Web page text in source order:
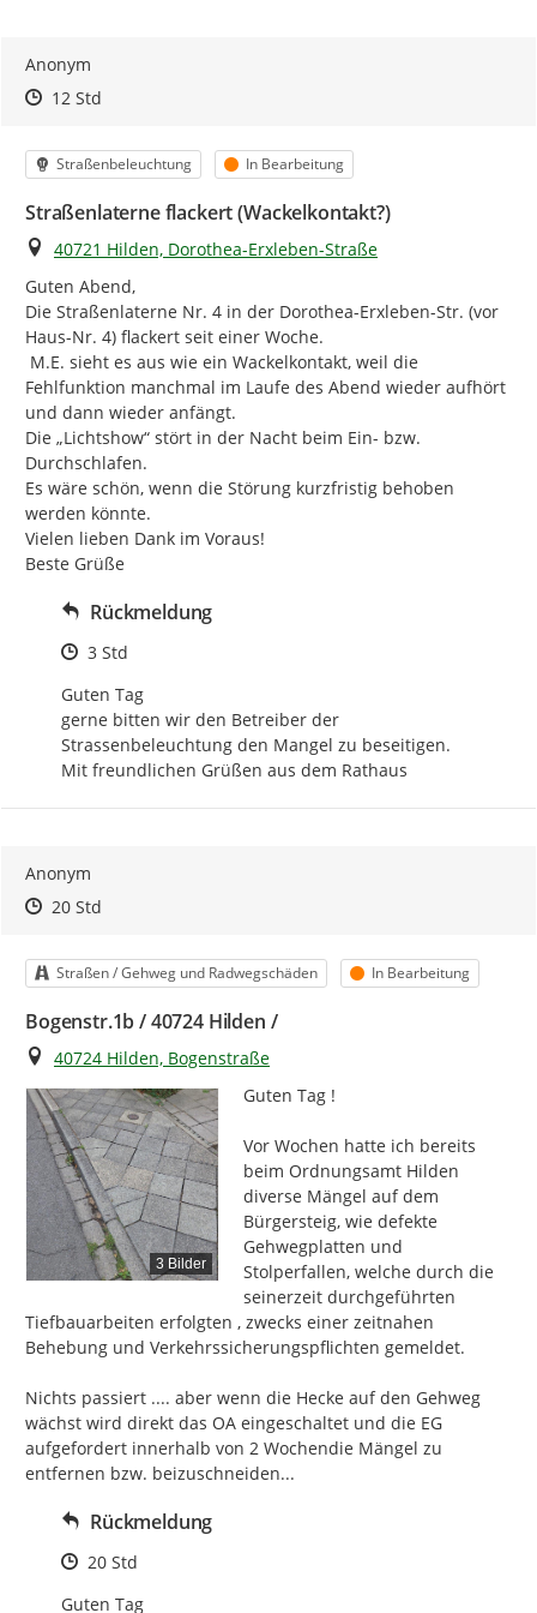
Anonym
Zeitpunkt des Erstellens
Zeitpunkt des Erstellens
12 StdZur Äußerung
Kategorie
Straßenbeleuchtung Status
In Bearbeitung
Straßenlaterne flackert (Wackelkontakt?)
Ort
40721 Hilden, Dorothea-Erxleben-Straße
Guten Abend,
Die Straßenlaterne Nr. 4 in der Dorothea-Erxleben-Str. (vor
Haus-Nr. 4) flackert seit einer Woche.
Fehlfunktion manchmal im Laufe des Abend wieder aufhört
und dann wieder anfängt.
Die „Lichtshow“ stört in der Nacht beim Ein- bzw.
Durchschlafen.
Es wäre schön, wenn die Störung kurzfristig behoben
werden könnte.
Vielen lieben Dank im Voraus!
Beste Grüße
Rückmeldung
Zeitpunkt des Erstellens
3 Std
Guten Tag
gerne bitten wir den Betreiber der
Strassenbeleuchtung den Mangel zu beseitigen.
Mit freundlichen Grüßen aus dem Rathaus
Anonym
Zeitpunkt des Erstellens
Zeitpunkt des Erstellens
20 StdZur Äußerung
Kategorie
Straßen / Gehweg und Radwegschäden Status
In Bearbeitung
Bogenstr.1b / 40724 Hilden /
Ort
40724 Hilden, Bogenstraße
3 Bilder
Guten Tag !
Vor Wochen hatte ich bereits
beim Ordnungsamt Hilden
diverse Mängel auf dem
Bürgersteig, wie defekte
Gehwegplatten und
Stolperfallen, welche durch die
seinerzeit durchgeführten
Tiefbauarbeiten erfolgten , zwecks einer zeitnahen
Behebung und Verkehrssicherungspflichten gemeldet.
Nichts passiert .... aber wenn die Hecke auf den Gehweg
wächst wird direkt das OA eingeschaltet und die EG
aufgefordert innerhalb von 2 Wochendie Mängel zu
entfernen bzw. beizuschneiden...
Rückmeldung
Zeitpunkt des Erstellens
20 Std
Guten Tag